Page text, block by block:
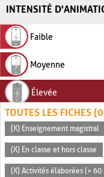
INTENSITÉ
Faible
Moyenne
Élevée
TOUTES LES FICHES
(X) Enseignement magistral
(X) En classe et hors classe
(X) Activités élaborées (> 60